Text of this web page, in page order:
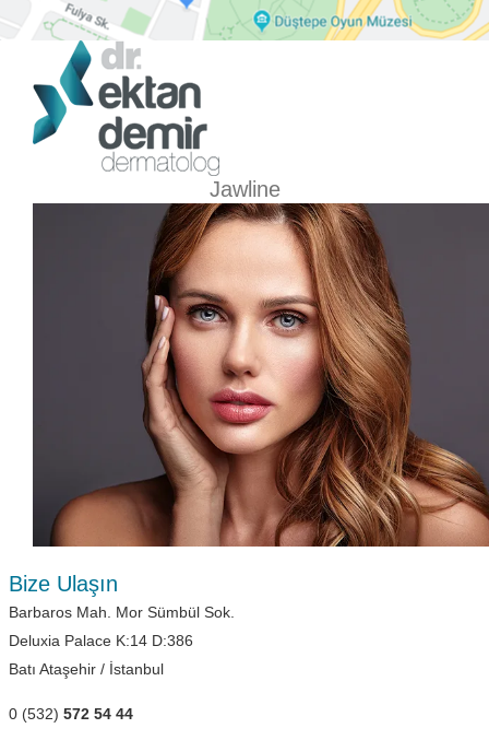
Jawline
Bize Ulaşın
Barbaros Mah. Mor Sümbül Sok.
Deluxia Palace K:14 D:386
Batı Ataşehir / İstanbul
0 (532) 572 54 44